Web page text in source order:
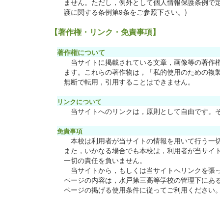
護に関する条例第9条をご参照下さい。)
【著作権・リンク・免責事項】
著作権
当サイトに掲載されている文章，画像等の著作権
ます。これらの著作物は，「私的使用のための複
無断で転用，引用することはできません。
リンク
当サイトへのリンクは，原則として自由です。そ
免責
本校は利用者が当サイトの情報を用いて行う一切
また，いかなる場合でも本校は，利用者が当サイ
一切の責任を負いません。
当サイトから，もしくは当サイトへリンクを張っ
ページの内容は，水戸第三高等学校の管理下にあ
ページの掲げる使用条件に従ってご利用ください